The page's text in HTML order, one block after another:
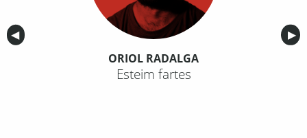
Anterior
◀︎ ▶︎
ORIOL RADALGA
Esteim fartes